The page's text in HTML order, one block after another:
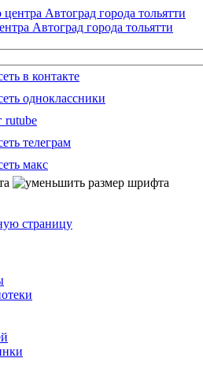
Автоград города тольятти